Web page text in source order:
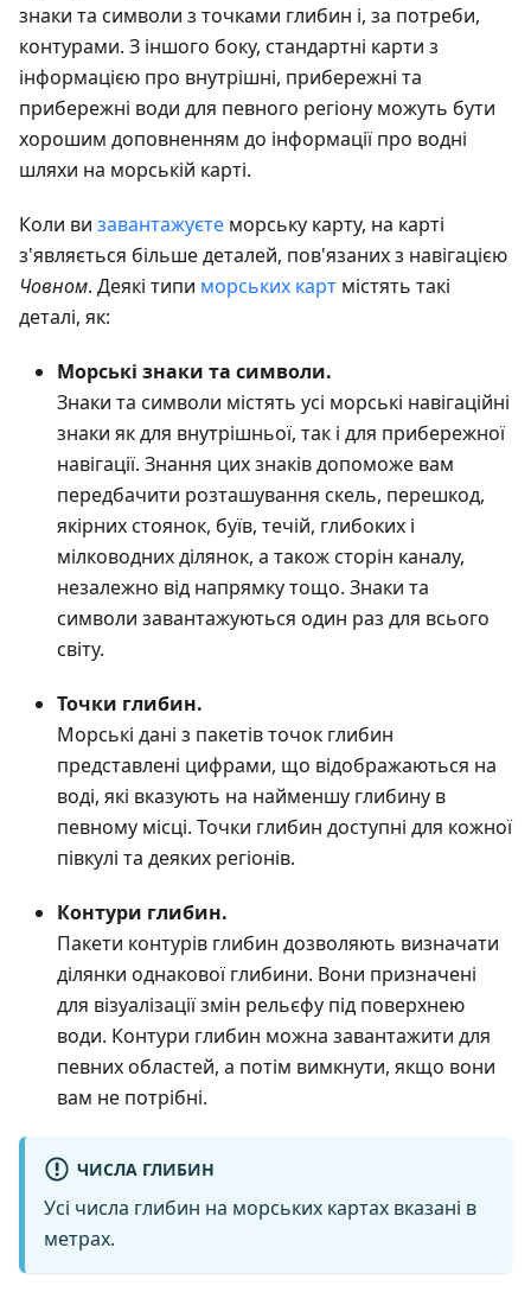
знаки та символи з точками глибин і, за потреби,
контурами. З іншого боку, стандартні карти з
інформацією про внутрішні, прибережні та
прибережні води для певного регіону можуть бути
хорошим доповненням до інформації про водні
шляхи на морській карті.
Коли ви завантажуєте морську карту, на карті
з'являється більше деталей, пов'язаних з навігацією
Човном. Деякі типи морських карт містять такі
деталі, як:
Морські знаки та символи.
Знаки та символи містять усі морські навігаційні
знаки як для внутрішньої, так і для прибережної
навігації. Знання цих знаків допоможе вам
передбачити розташування скель, перешкод,
якірних стоянок, буїв, течій, глибоких і
мілководних ділянок, а також сторін каналу,
незалежно від напрямку тощо. Знаки та
символи завантажуються один раз для всього
світу.
Точки глибин.
Морські дані з пакетів точок глибин
представлені цифрами, що відображаються на
воді, які вказують на найменшу глибину в
певному місці. Точки глибин доступні для кожної
півкулі та деяких регіонів.
Контури глибин.
Пакети контурів глибин дозволяють визначати
ділянки однакової глибини. Вони призначені
для візуалізації змін рельєфу під поверхнею
води. Контури глибин можна завантажити для
певних областей, а потім вимкнути, якщо вони
вам не потрібні.
ЧИСЛА ГЛИБИН
Усі числа глибин на морських картах вказані в
метрах.